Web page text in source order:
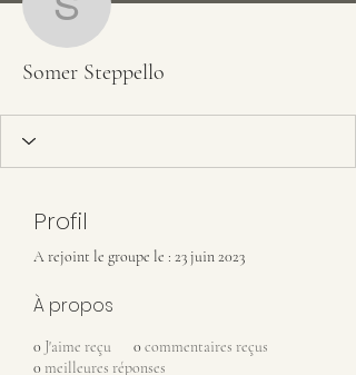
Somer Steppello
Somer Steppello
Profil
A rejoint le groupe le : 23 juin 2023
À propos
0 J'aime reçu 0 commentaires reçus
0 meilleures réponses